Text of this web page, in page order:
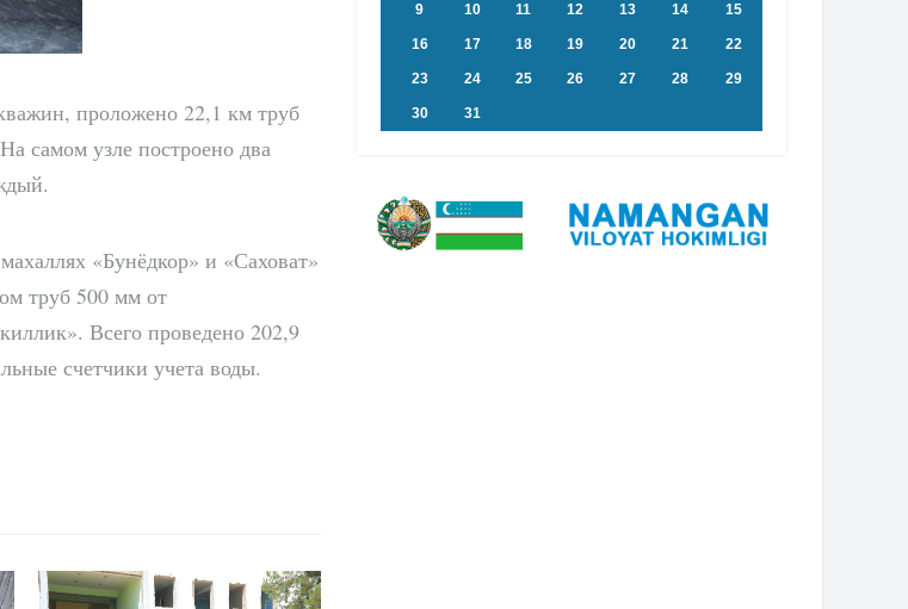
проложено 22,1 км труб
самом узле построено два
«Бунёдкор» и «Саховат»
труб 500 мм от
Всего проведено 202,9
счетчики учета воды.
9 10 11 12 13 14 15
16 17 18 19 20 21 22
23 24 25 26 27 28 29
30 31